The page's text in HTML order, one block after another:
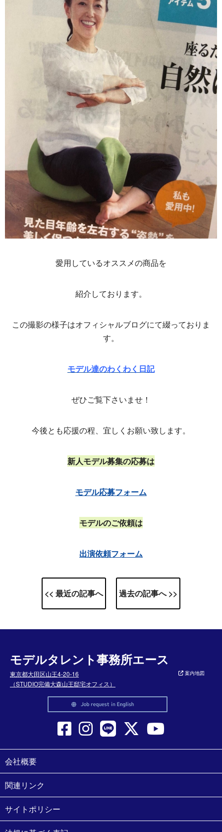
愛用しているオススメの商品を
紹介しております。
この撮影の様子はオフィシャルブログにて綴っておりま
す。
モデル達のわくわく日記
ぜひご覧下さいませ！
今後とも応援の程、宜しくお願い致します。
新人モデル募集の応募は
モデル応募フォーム
モデルのご依頼は
出演依頼フォーム
<< 最近の記事へ 過去の記事へ >>
モデルタレント事務所エース
東京都大田区山王4-20-16
（STUDIO完備大森山王邸宅オフィス）
案内地図
会社概要
関連リンク
サイトポリシー